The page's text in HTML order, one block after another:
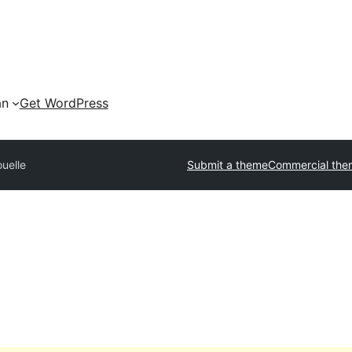
Get WordPress
Submit a themeCommercial